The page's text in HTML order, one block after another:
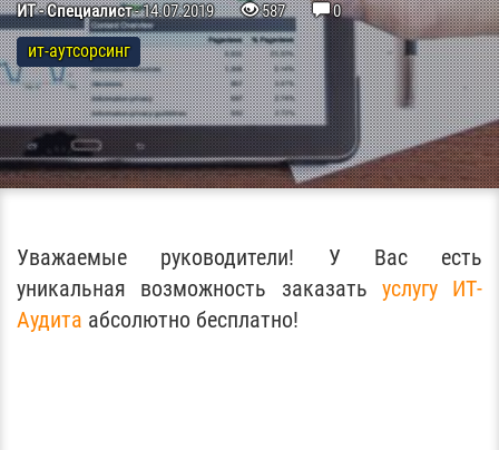
ИТ - Специалист-14.07.2019 587 0
ит-аутсорсинг
Уважаемые руководители! У Вас есть
уникальная возможность заказать услугу ИТ-
Аудита абсолютно бесплатно!